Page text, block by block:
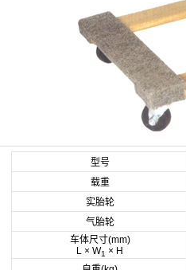
型号
载重
实胎轮
气胎轮
车体尺寸(mm)
L × W1 × H